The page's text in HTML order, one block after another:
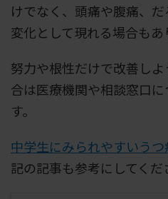
けでなく、頭痛や腹痛、
変化として現れる場合もあ
努力や根性だけで改善し
合は医療機関や相談窓口
す。
中学生にみられやすいう
記の記事も参考にしてくだ